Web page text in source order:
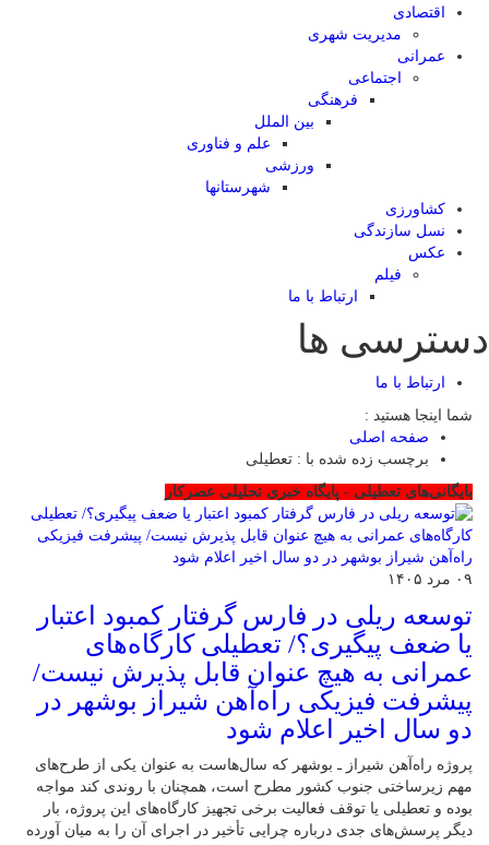
اقتصادی
مدیریت شهری
عمرانی
اجتماعی
فرهنگی
بین الملل
علم و فناوری
ورزشی
شهرستانها
کشاورزی
نسل سازندگی
عکس
فیلم
ارتباط با ما
دسترسی ها
ارتباط با ما
شما اینجا هستید :
صفحه اصلی
برچسب زده شده با : تعطیلی
بایگانی‌های تعطیلی - پایگاه خبری تحلیلی عصرکار
۰۹ مرد ۱۴۰۵
توسعه ریلی در فارس گرفتار کمبود اعتبار
یا ضعف پیگیری؟/ تعطیلی کارگاه‌های
عمرانی به هیچ عنوان قابل پذیرش نیست/
پیشرفت فیزیکی راه‌آهن شیراز بوشهر در
دو سال اخیر اعلام شود
پروژه راه‌آهن شیراز ـ بوشهر که سال‌هاست به عنوان یکی از طرح‌های
مهم زیرساختی جنوب کشور مطرح است، همچنان با روندی کند مواجه
بوده و تعطیلی یا توقف فعالیت برخی تجهیز کارگاه‌های این پروژه، بار
دیگر پرسش‌های جدی درباره چرایی تأخیر در اجرای آن را به میان آورده